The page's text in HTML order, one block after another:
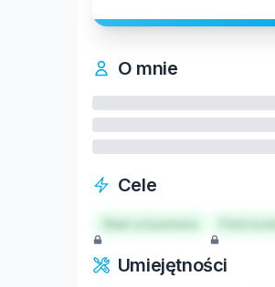
O mnie
Cele
Start a business
Umiejętności